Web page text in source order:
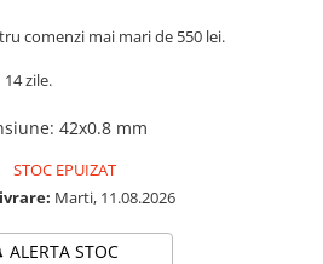
comenzi mai mari de 550 lei.
14 zile.
: 42x0.8 mm
STOC EPUIZAT
Marti, 11.08.2026
ALERTA STOC